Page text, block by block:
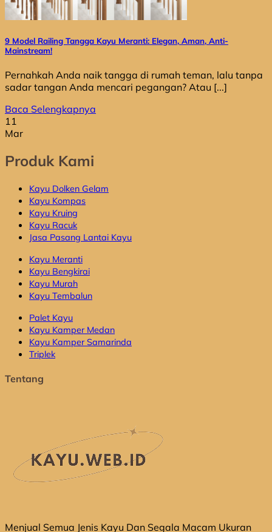
9 Model Railing Tangga Kayu Meranti: Elegan, Aman, Anti-
Mainstream!
Pernahkah Anda naik tangga di rumah teman, lalu tanpa
sadar tangan Anda mencari pegangan? Atau [...]
Baca Selengkapnya
11
Mar
Produk Kami
Kayu Dolken Gelam
Kayu Kompas
Kayu Kruing
Kayu Racuk
Jasa Pasang Lantai Kayu
Kayu Meranti
Kayu Bengkirai
Kayu Murah
Kayu Tembalun
Palet Kayu
Kayu Kamper Medan
Kayu Kamper Samarinda
Triplek
Tentang
Menjual Semua Jenis Kayu Dan Segala Macam Ukuran